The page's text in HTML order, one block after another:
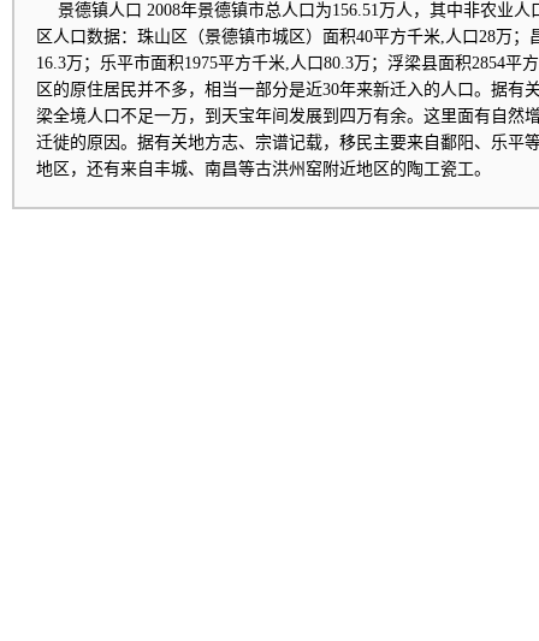
景德镇人口 2008年景德镇市总人口为156.51万人，其中非农业人
区人口数据：珠山区（景德镇市城区）面积40平方千米,人口28万；
16.3万；乐平市面积1975平方千米,人口80.3万；浮梁县面积2854平
区的原住居民并不多，相当一部分是近30年来新迁入的人口。据有
梁全境人口不足一万，到天宝年间发展到四万有余。这里面有自然
迁徙的原因。据有关地方志、宗谱记载，移民主要来自鄱阳、乐平
地区，还有来自丰城、南昌等古洪州窑附近地区的陶工瓷工。